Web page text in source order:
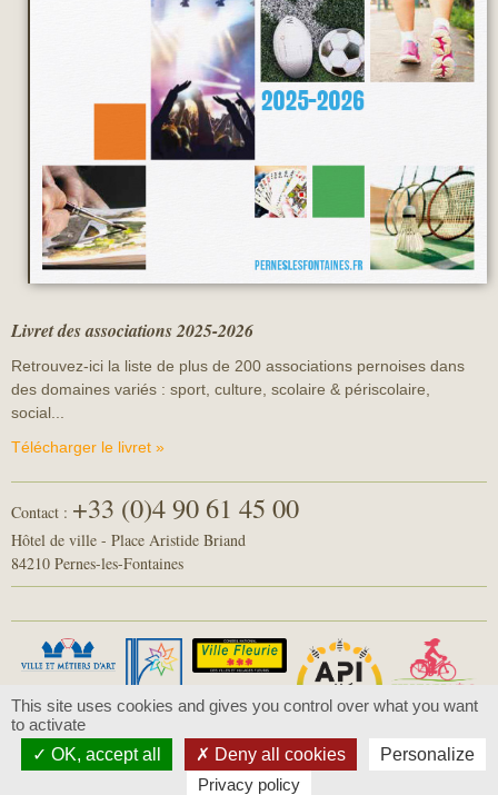
Livret des associations 2025-2026
Retrouvez-ici la liste de plus de 200 associations pernoises dans
des domaines variés : sport, culture, scolaire & périscolaire,
social...
Télécharger le livret »
Contact : +33 (0)4 90 61 45 00
Hôtel de ville - Place Aristide Briand
84210 Pernes-les-Fontaines
© 2016 - Pernes-les-Fontaines -Mentions légales-
Politique de confidentialité
This site uses cookies and gives you control over what you want
to activate
OK, accept all
Deny all cookies
Personalize
Privacy policy